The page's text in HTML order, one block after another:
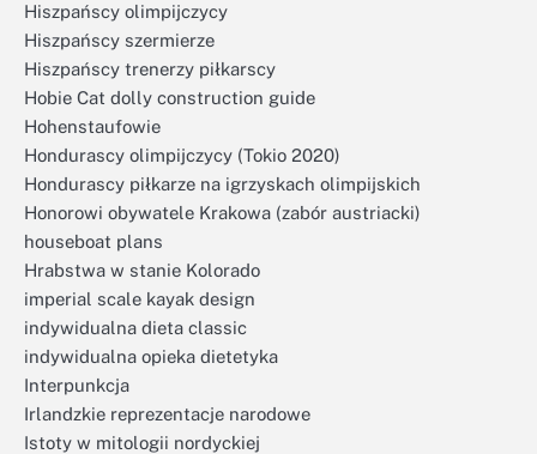
Hiszpańscy olimpijczycy
Hiszpańscy szermierze
Hiszpańscy trenerzy piłkarscy
Hobie Cat dolly construction guide
Hohenstaufowie
Hondurascy olimpijczycy (Tokio 2020)
Hondurascy piłkarze na igrzyskach olimpijskich
Honorowi obywatele Krakowa (zabór austriacki)
houseboat plans
Hrabstwa w stanie Kolorado
imperial scale kayak design
indywidualna dieta classic
indywidualna opieka dietetyka
Interpunkcja
Irlandzkie reprezentacje narodowe
Istoty w mitologii nordyckiej